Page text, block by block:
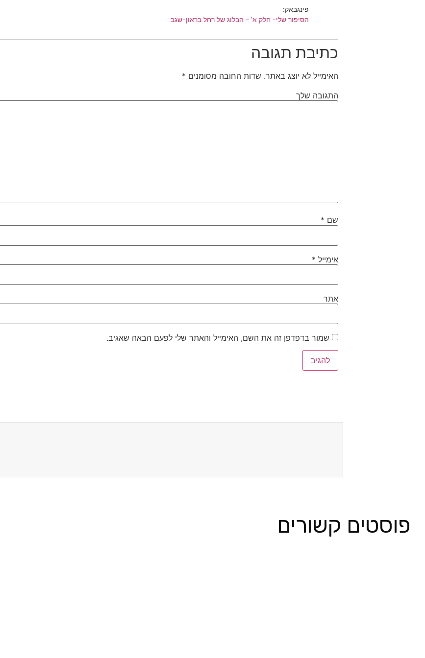
פינגבאק:
הסיפור שלי- חלק א’ – הבלוג של רחל בראון-שגב
כתיבת תגובה
האימייל לא יוצג באתר. שדות החובה מסומנים *
התגובה שלך
שם *
אימייל *
אתר
שמור בדפדפן זה את השם, האימייל והאתר שלי לפעם הבאה שאגיב.
פוסטים קשורים